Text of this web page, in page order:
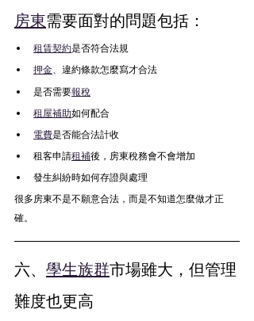
房東需要面對的問題包括：
租賃契約是否符合法規
押金、違約條款怎麼寫才合法
是否需要報稅
租屋補助如何配合
電費是否能合法計收
租客申請租補後，房東稅務會不會增加
發生糾紛時如何存證與處理
很多房東不是不願意合法，而是不知道怎麼做才正
確。
六、 學生族群市場雖大，但管理
難度也更高